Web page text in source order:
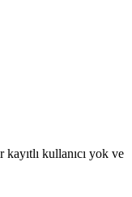
kullanıcı yok ve